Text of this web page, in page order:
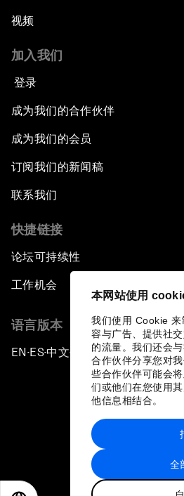
本网站使用
我们使用 Cookie 来
容与广告、提供社
的流量。我们还会
合作伙伴分享您对
些合作伙伴可能会
们或他们在您使用
他信息相结合。
全
视频
加入我们
登录
成为我们的合作伙伴
成为我们的会员
订阅我们的新闻稿
联系我们
快捷链接
论坛可持续性
工作机会
语言版本
EN ▪ES▪中文▪ 日本語
站点地图